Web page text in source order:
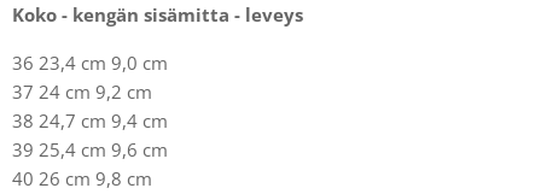
Koko - kengän sisämitta - leveys
36 23,4 cm 9,0 cm
37 24 cm 9,2 cm
38 24,7 cm 9,4 cm
39 25,4 cm 9,6 cm
40 26 cm 9,8 cm